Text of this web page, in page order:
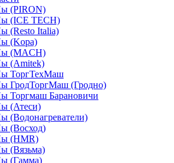
(PIRON)
(ICE TECH)
(Resto Italia)
(Kopa)
(MACH)
(Amitek)
ТоргТехМаш
ГродТоргМаш (Гродно)
Торгмаш Барановичи
(Атеси)
(Водонагреватели)
(Восход)
(HMR)
(Вязьма)
(Гамма)